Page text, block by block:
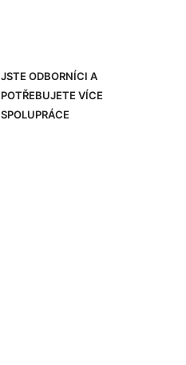
JSTE ODBORNÍCI A
POTŘEBUJETE VÍCE
SPOLUPRÁCE